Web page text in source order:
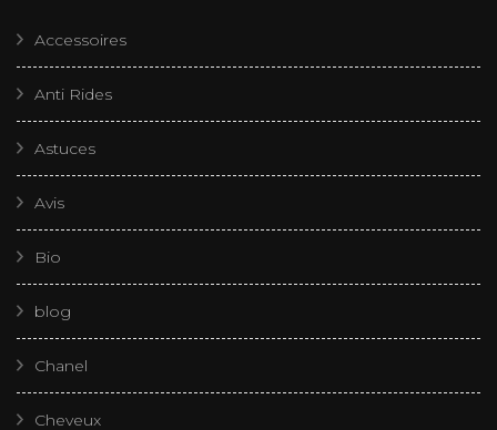
Accessoires
Anti Rides
Astuces
Avis
Bio
blog
Chanel
Cheveux